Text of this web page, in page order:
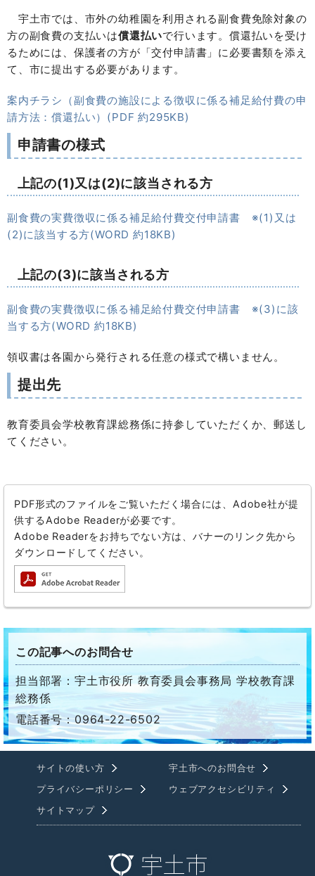
宇土市では、市外の幼稚園を利用される副食費免除対象の
方の副食費の支払いは償還払いで行います。償還払いを受け
るためには、保護者の方が「交付申請書」に必要書類を添え
て、市に提出する必要があります。
案内チラシ（副食費の施設による徴収に係る補足給付費の申
請方法：償還払い）(PDF 約295KB)
申請書の様式
上記の(1)又は(2)に該当される方
副食費の実費徴収に係る補足給付費交付申請書 ※(1)又は
(2)に該当する方(WORD 約18KB)
上記の(3)に該当される方
副食費の実費徴収に係る補足給付費交付申請書 ※(3)に該
当する方(WORD 約18KB)
領収書は各園から発行される任意の様式で構いません。
提出先
教育委員会学校教育課総務係に持参していただくか、郵送し
てください。
PDF形式のファイルをご覧いただく場合には、Adobe社が提
供するAdobe Readerが必要です。
Adobe Readerをお持ちでない方は、バナーのリンク先から
ダウンロードしてください。
この記事へのお問合せ
担当部署：宇土市役所 教育委員会事務局 学校教育課
総務係
電話番号：0964-22-6502
サイトの使い方
宇土市へのお問合せ
プライバシーポリシー
ウェブアクセシビリティ
サイトマップ